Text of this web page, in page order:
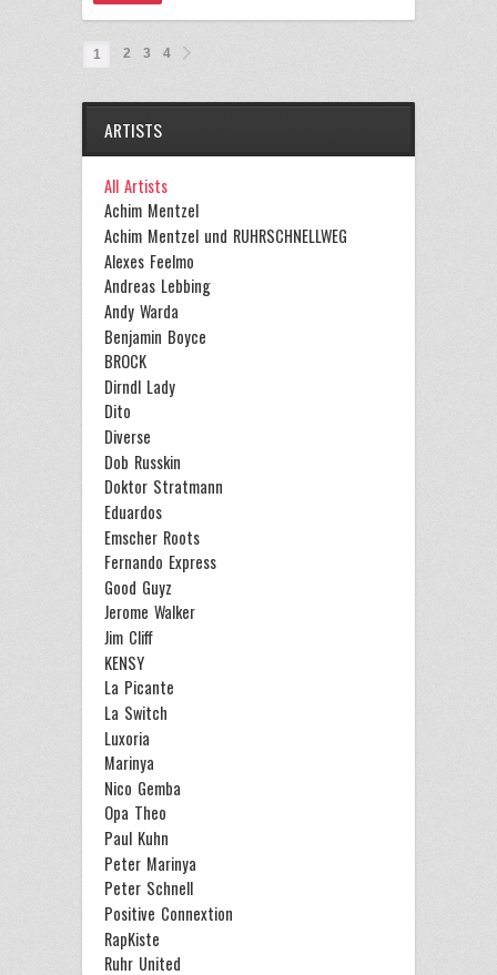
1 2 3 4
ARTISTS
All Artists
Achim Mentzel
Achim Mentzel und RUHRSCHNELLWEG
Alexes Feelmo
Andreas Lebbing
Andy Warda
Benjamin Boyce
BROCK
Dirndl Lady
Dito
Diverse
Dob Russkin
Doktor Stratmann
Eduardos
Emscher Roots
Fernando Express
Good Guyz
Jerome Walker
Jim Cliff
KENSY
La Picante
La Switch
Luxoria
Marinya
Nico Gemba
Opa Theo
Paul Kuhn
Peter Marinya
Peter Schnell
Positive Connextion
RapKiste
Ruhr United